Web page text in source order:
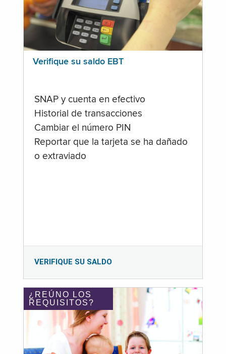
Verifique su saldo EBT
SNAP y cuenta en efectivo
Historial de transacciones
Cambiar el número PIN
Reportar que la tarjeta se ha dañado
o extraviado
VERIFIQUE SU SALDO
¿REÚNO LOS
REQUISITOS?